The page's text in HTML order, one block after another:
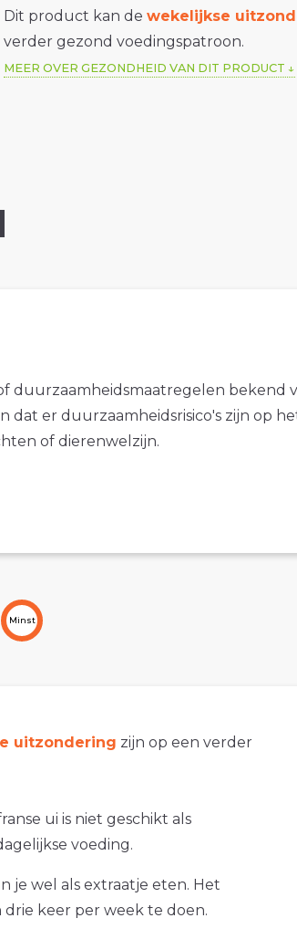
Dit product kan dewekelijkse
verder gezond voedingspatroon.
MEER OVER GEZONDHEID VAN DIT PRODUCT
duurzaamheidsmaatregelen bekend
dat er duurzaamheidsrisico's zijn op
of dierenwelzijn.
Minst
uitzondering zijn op een verder
ui is niet geschikt als
voeding.
je wel als extraatje eten. Het
drie keer per week te doen.